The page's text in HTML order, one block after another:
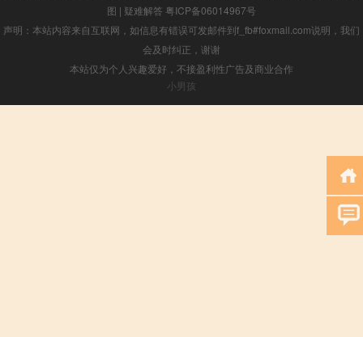
图 | 疑难解答 粤ICP备06014967号
声明：本站内容来自互联网，如信息有错误可发邮件到f_fb#foxmail.com说明，我们
会及时纠正，谢谢
本站仅为个人兴趣爱好，不接盈利性广告及商业合作
小男孩